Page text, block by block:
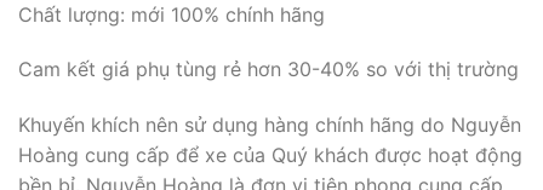
Chất lượng: mới 100% chính hãng
Cam kết giá phụ tùng rẻ hơn 30-40% so với thị trường
Khuyến khích nên sử dụng hàng chính hãng do Nguyễn
Hoàng cung cấp để xe của Quý khách được hoạt động